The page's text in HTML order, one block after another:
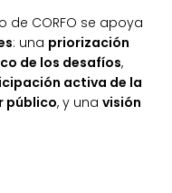
de CORFO se apoya
: una priorización
de los desafíos,
activa de la
público, y una visión